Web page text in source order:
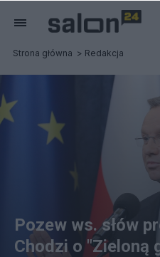
Strona główna Redakcja
Pozew ws. słów
Chodzi o "Zieloną